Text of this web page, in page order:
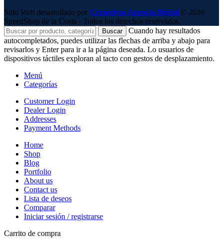
Sitio Web desarrollado por Creactivos Agencia Digital © 2026
SpeedShop de la Costa - Todos los derechos reservados.
Buscar
Cuando hay resultados
autocompletados, puedes utilizar las flechas de arriba y abajo para
revisarlos y Enter para ir a la página deseada. Lo usuarios de
dispositivos táctiles exploran al tacto con gestos de desplazamiento.
Menú
Categorías
Customer Login
Dealer Login
Addresses
Payment Methods
Home
Shop
Blog
Portfolio
About us
Contact us
Lista de deseos
Comparar
Iniciar sesión / registrarse
Carrito de compra